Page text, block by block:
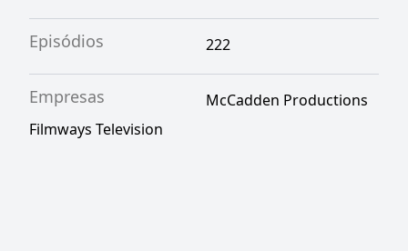
Episódios 222
Empresas
McCadden Productions
Filmways Television